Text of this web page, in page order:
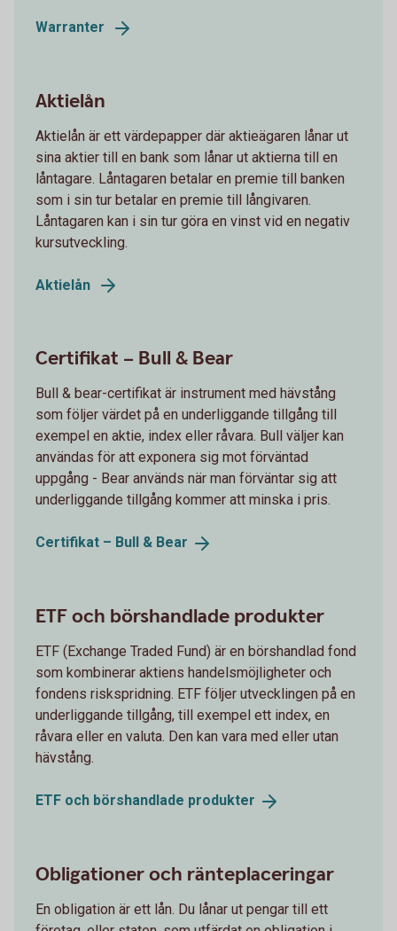
Warranter
Aktielån
Aktielån är ett värdepapper där aktieägaren lånar ut
sina aktier till en bank som lånar ut aktierna till en
låntagare. Låntagaren betalar en premie till banken
som i sin tur betalar en premie till långivaren.
Låntagaren kan i sin tur göra en vinst vid en negativ
kursutveckling.
Aktielån
Certifikat – Bull & Bear
Bull & bear-certifikat är instrument med hävstång
som följer värdet på en underliggande tillgång till
exempel en aktie, index eller råvara. Bull väljer kan
användas för att exponera sig mot förväntad
uppgång - Bear används när man förväntar sig att
underliggande tillgång kommer att minska i pris.
Certifikat – Bull & Bear
ETF och börshandlade produkter
ETF (Exchange Traded Fund) är en börshandlad fond
som kombinerar aktiens handelsmöjligheter och
fondens riskspridning. ETF följer utvecklingen på en
underliggande tillgång, till exempel ett index, en
råvara eller en valuta. Den kan vara med eller utan
hävstång.
ETF och börshandlade produkter
Obligationer och ränteplaceringar
En obligation är ett lån. Du lånar ut pengar till ett